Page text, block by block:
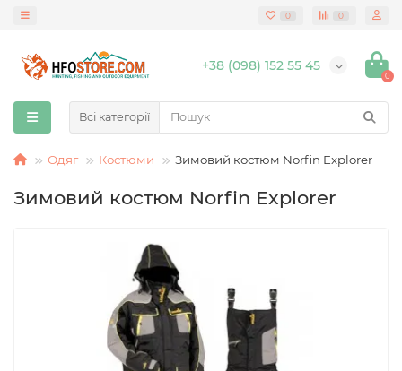
0 0
+38 (098) 152 55 45
0
Всі категорії
Одяг Костюми Зимовий костюм Norfin Explorer
Зимовий костюм Norfin Explorer